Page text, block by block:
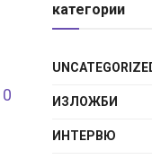
0
категории
ИЗЛОЖБИ
ИНТЕРВЮ